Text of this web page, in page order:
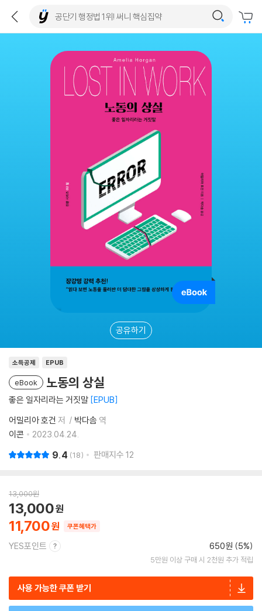
공유하기
소득공제 EPUB
eBook 노동의 상실
좋은 일자리라는 거짓말 EPUB
어밀리아 호건 저 박다솜 역
이콘
2023.04.24.
9.4 18 판매지수 12
13,000원
11,700
13,000
쿠폰혜택가
YES포인트 650원 (5%)
5만원 이상 구매 시 2천원 추가 적립
사용 가능한 쿠폰 받기